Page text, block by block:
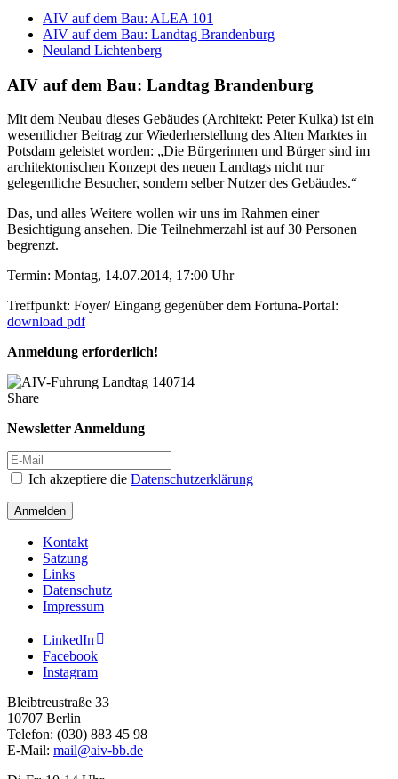
AIV auf dem Bau: ALEA 101
AIV auf dem Bau: Landtag Brandenburg
Neuland Lichtenberg
AIV auf dem Bau: Landtag Brandenburg
Mit dem Neubau dieses Gebäudes (Architekt: Peter Kulka) ist ein
wesentlicher Beitrag zur Wiederherstellung des Alten Marktes in
Potsdam geleistet worden: „Die Bürgerinnen und Bürger sind im
architektonischen Konzept des neuen Landtags nicht nur
gelegentliche Besucher, sondern selber Nutzer des Gebäudes.“
Das, und alles Weitere wollen wir uns im Rahmen einer
Besichtigung ansehen. Die Teilnehmerzahl ist auf 30 Personen
begrenzt.
Termin: Montag, 14.07.2014, 17:00 Uhr
Treffpunkt: Foyer/ Eingang gegenüber dem Fortuna-Portal:
download pdf
Anmeldung erforderlich!
Share
Newsletter Anmeldung
Ich akzeptiere die Datenschutzerklärung
Anmelden
Kontakt
Satzung
Links
Datenschutz
Impressum
LinkedIn
Facebook
Instagram
Bleibtreustraße 33
10707 Berlin
Telefon: (030) 883 45 98
E-Mail: mail@aiv-bb.de